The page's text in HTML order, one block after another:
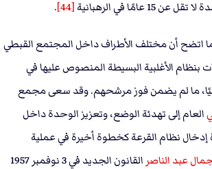
عامًا في الرهبانية
[44]
.
اتضح أن مختلف الأطراف داخل المجتمع القبطي
بنظام الأغلبية البسيطة المنصوص عليها في
ما لم يضمن فوز مرشحهم. وقد سعى مجمع
العام إلى تهدئة الوضع، وتعزيز الوحدة داخل
إدخال نظام القرعة كخطوة أخيرة في عملية
عبد الناصر القانون الجديد في 3 نوفمبر 1957